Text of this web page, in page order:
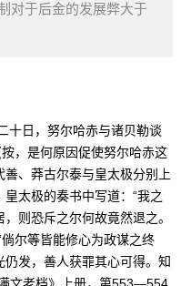
对于后金的发展弊大于
日，努尔哈赤与诸贝勒谈
，是何原因促使努尔哈赤这
、莽古尔泰与皇太极分别上
太极的奏书中写道：“我之
则恐斥之尔何故竟然退之。
尔等皆能修心为政谋之终
发，善人获罪其心可得。知